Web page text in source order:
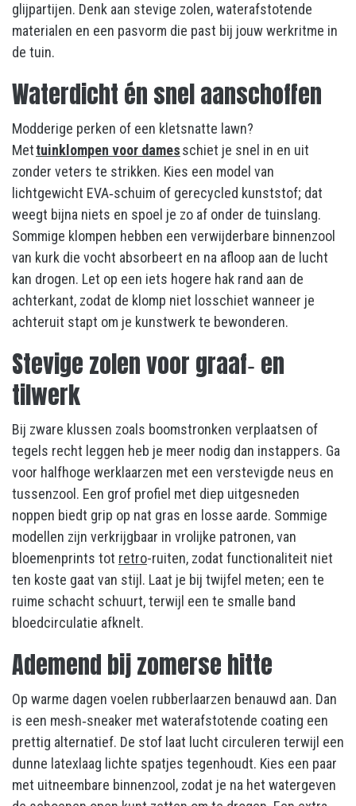
glijpartijen. Denk aan stevige zolen, waterafstotende
materialen en een pasvorm die past bij jouw werkritme in
de tuin.
Waterdicht én snel aanschoffen
Modderige perken of een kletsnatte lawn?
Mettuinklompen voor damesschiet je snel in en uit
zonder veters te strikken. Kies een model van
lichtgewicht EVA‑schuim of gerecycled kunststof; dat
weegt bijna niets en spoel je zo af onder de tuinslang.
Sommige klompen hebben een verwijderbare binnenzool
van kurk die vocht absorbeert en na afloop aan de lucht
kan drogen. Let op een iets hogere hak rand aan de
achterkant, zodat de klomp niet losschiet wanneer je
achteruit stapt om je kunstwerk te bewonderen.
Stevige zolen voor graaf‑ en
tilwerk
Bij zware klussen zoals boomstronken verplaatsen of
tegels recht leggen heb je meer nodig dan instappers. Ga
voor halfhoge werklaarzen met een verstevigde neus en
tussenzool. Een grof profiel met diep uitgesneden
noppen biedt grip op nat gras en losse aarde. Sommige
modellen zijn verkrijgbaar in vrolijke patronen, van
bloemenprints tot retro-ruiten, zodat functionaliteit niet
ten koste gaat van stijl. Laat je bij twijfel meten; een te
ruime schacht schuurt, terwijl een te smalle band
bloedcirculatie afknelt.
Ademend bij zomerse hitte
Op warme dagen voelen rubberlaarzen benauwd aan. Dan
is een mesh‑sneaker met waterafstotende coating een
prettig alternatief. De stof laat lucht circuleren terwijl een
dunne latexlaag lichte spatjes tegenhoudt. Kies een paar
met uitneembare binnenzool, zodat je na het watergeven